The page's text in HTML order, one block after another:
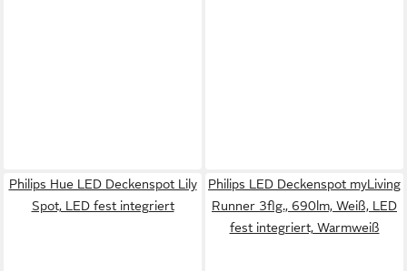
Philips Hue LED Deckenspot Lily
Spot, LED fest integriert
Philips LED Deckenspot myLiving
Runner 3flg., 690lm, Weiß, LED
fest integriert, Warmweiß